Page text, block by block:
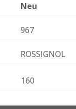
Neu
967
ROSSIGNOL
160